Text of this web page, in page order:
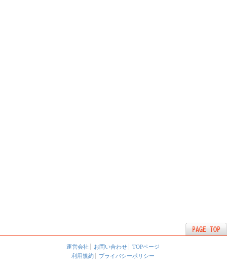
運営会社 お問い合わせ
TOPページ
利用規約
プライバシーポリシー